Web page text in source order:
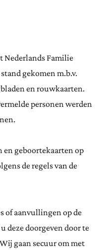
Nederlands Familie
gekomen m.b.v.
en rouwkaarten.
personen werden
geboortekaarten op
de regels van de
of aanvullingen op de
deze doorgeven door te
gaan secuur om met